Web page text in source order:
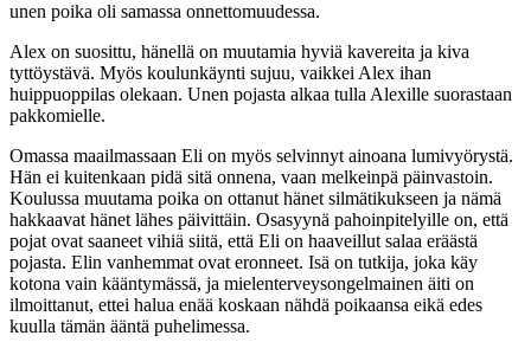
unen poika oli samassa onnettomuudessa.
Alex on suosittu, hänellä on muutamia hyviä kavereita ja kiva
tyttöystävä. Myös koulunkäynti sujuu, vaikkei Alex ihan
huippuoppilas olekaan. Unen pojasta alkaa tulla Alexille suorastaan
pakkomielle.
Omassa maailmassaan Eli on myös selvinnyt ainoana lumivyörystä.
Hän ei kuitenkaan pidä sitä onnena, vaan melkeinpä päinvastoin.
Koulussa muutama poika on ottanut hänet silmätikukseen ja nämä
hakkaavat hänet lähes päivittäin. Osasyynä pahoinpitelyille on, että
pojat ovat saaneet vihiä siitä, että Eli on haaveillut salaa eräästä
pojasta. Elin vanhemmat ovat eronneet. Isä on tutkija, joka käy
kotona vain kääntymässä, ja mielenterveysongelmainen äiti on
ilmoittanut, ettei halua enää koskaan nähdä poikaansa eikä edes
kuulla tämän ääntä puhelimessa.